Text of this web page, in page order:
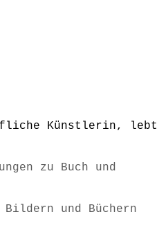
Künstlerin, lebt
zu Buch und
und Büchern